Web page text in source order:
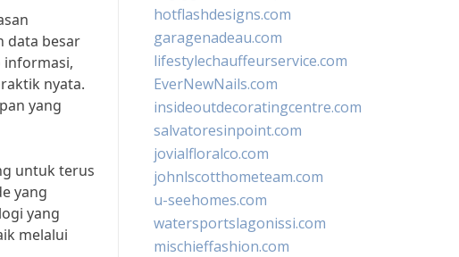
data besar
informasi,
nyata.
yang
untuk terus
yang
yang
melalui
hotflashdesigns.com
garagenadeau.com
lifestylechauffeurservice.com
EverNewNails.com
insideoutdecoratingcentre.com
salvatoresinpoint.com
jovialfloralco.com
johnlscotthometeam.com
u-seehomes.com
watersportslagonissi.com
mischieffashion.com